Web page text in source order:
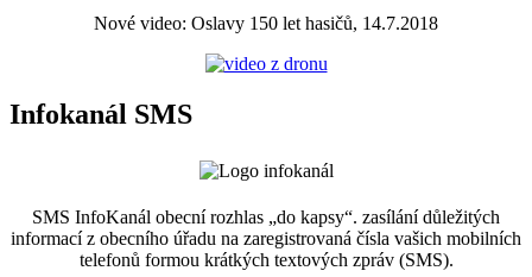
Nové video: Oslavy 150 let hasičů, 14.7.2018
Infokanál SMS
SMS InfoKanál obecní rozhlas „do kapsy“. zasílání důležitých
informací z obecního úřadu na zaregistrovaná čísla vašich mobilních
telefonů formou krátkých textových zpráv (SMS).